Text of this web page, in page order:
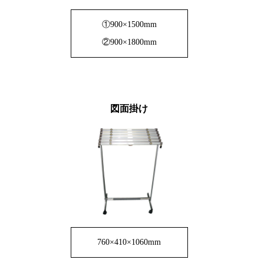
①900×1500mm
②900×1800mm
図面掛け
760×410×1060mm